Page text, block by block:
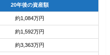
20年後の資産額
約1,084万円
約1,592万円
約3,363万円